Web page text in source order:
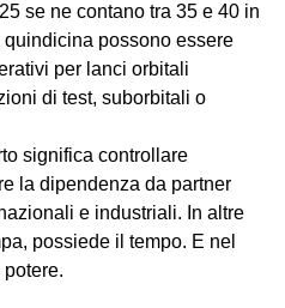
se ne contano tra 35 e 40 in
possono essere
per lanci orbitali
di test, suborbitali o
significa controllare
la dipendenza da partner
e industriali. In altre
possiede il tempo. E nel